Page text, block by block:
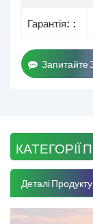
Гарантія: :
Запитайте
КАТЕГОРІЇ
Деталі Продукту